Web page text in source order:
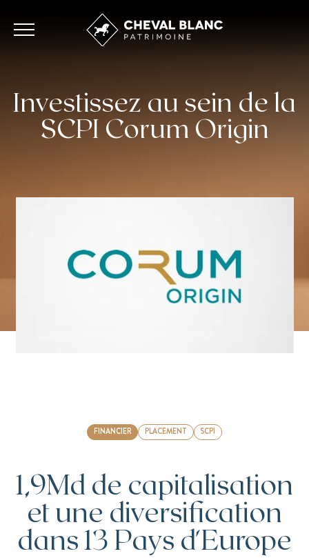
Investissez au sein de la
SCPI Corum Origin
PLACEMENT
FINANCIER SCPI
1,9Md de capitalisation
et une diversification
dans 13 Pays d'Europe